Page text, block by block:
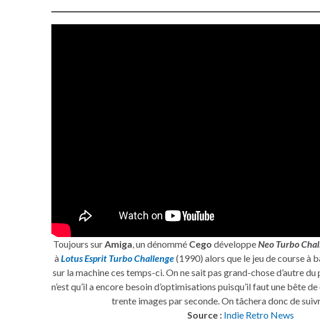
Toujours sur Amiga , un dénommé Cego développe Neo Turbo
àLotus Esprit Turbo Challenge(1990) alors que le jeu de course à
sur la machine ces temps-ci. On ne sait pas grand-chose d’autre
n’est qu’il a encore besoin d’optimisations puisqu’il faut une bête
trente images par seconde. On tâchera donc de
Source : Indie Retro News